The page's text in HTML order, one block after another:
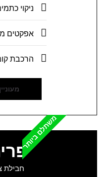
ניקוי
אפקטים
הרכבת
משתלם ביותר
חבילת